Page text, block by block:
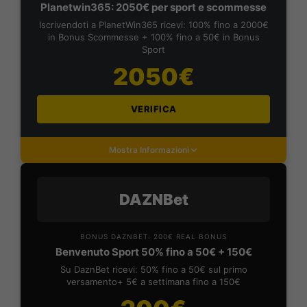
Planetwin365: 2050€ per sport e scommesse
Iscrivendoti a PlanetWin365 ricevi: 100% fino a 2000€
in Bonus Scommesse + 100% fino a 50€ in Bonus
Sport
2050€
VERIFICA
Mostra Informazioni
DAZNBet
BONUS DAZNBET: 200€ REAL BONUS
Benvenuto Sport 50% fino a 50€ + 150€
Su DaznBet ricevi: 50% fino a 50€ sul primo
versamento+ 5€ a settimana fino a 150€